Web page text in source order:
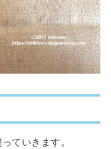
ていきます。